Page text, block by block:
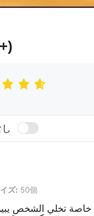
50個
ズ: 50個
تخلي الشخص